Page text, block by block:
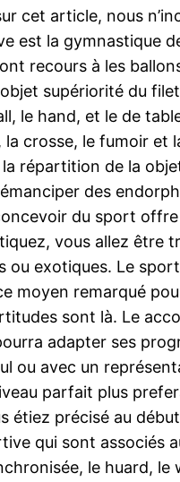
cet article, nous
est la gymnastique
recours à les
supériorité du
le hand, et le de
crosse, le fumoir et
répartition de la
des
du sport
vous allez être
exotiques. Le
moyen remarqué
sont là. Le
adapter ses
ou avec un
parfait plus
précisé au
qui sont associés
le huard,